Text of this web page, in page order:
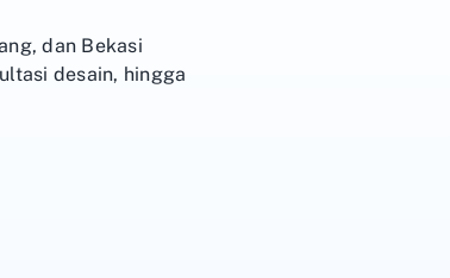
dan Bekasi
desain, hingga